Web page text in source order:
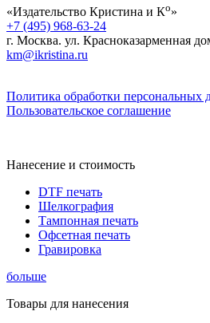
«Издательство Кристина и Ко»
+7 (495) 968-63-24
г. Москва. ул. Красноказарменная
km@ikristina.ru
Политика обработки персональных
Пользовательское соглашение
Нанесение и стоимость
DTF печать
Шелкография
Тампонная печать
Офсетная печать
Гравировка
больше
Товары для нанесения